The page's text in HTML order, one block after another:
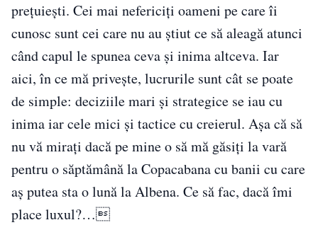
prețuiești. Cei mai nefericiți oameni pe care îi
cunosc sunt cei care nu au știut ce să aleagă atunci
când capul le spunea ceva și inima altceva. Iar
aici, în ce mă privește, lucrurile sunt cât se poate
de simple: deciziile mari și strategice se iau cu
inima iar cele mici și tactice cu creierul. Așa că să
nu vă mirați dacă pe mine o să mă găsiți la vară
pentru o săptămână la Copacabana cu banii cu care
aș putea sta o lună la Albena. Ce să fac, dacă îmi
place luxul?…